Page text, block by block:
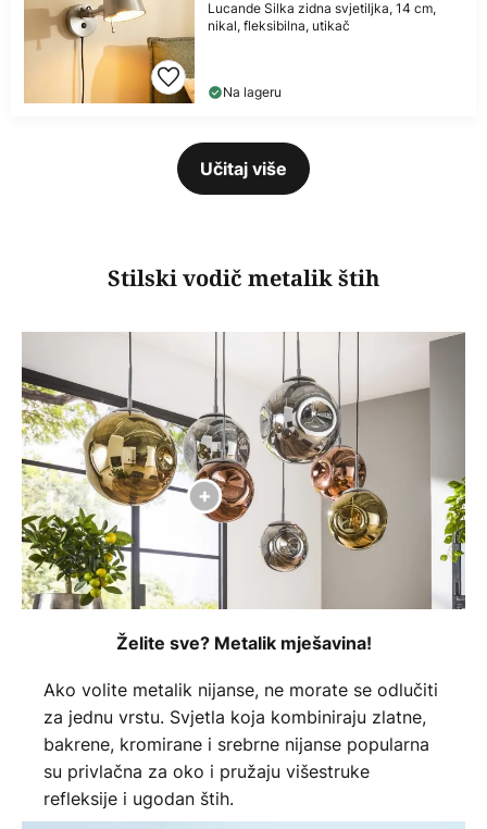
Lucande Silka zidna svjetiljka, 14 cm,
nikal, fleksibilna, utikač
Na lageru
Učitaj više
Stilski vodič metalik štih
Želite sve? Metalik mješavina!
Ako volite metalik nijanse, ne morate se odlučiti
za jednu vrstu. Svjetla koja kombiniraju zlatne,
bakrene, kromirane i srebrne nijanse popularna
su privlačna za oko i pružaju višestruke
refleksije i ugodan štih.